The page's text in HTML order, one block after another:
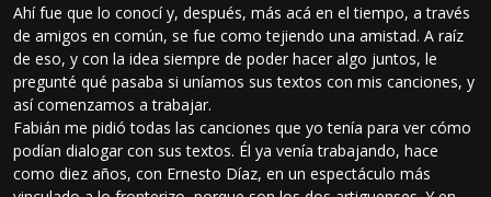
Ahí fue que lo conocí y, después, más acá en el tiempo, a través
de amigos en común, se fue como tejiendo una amistad. A raíz
de eso, y con la idea siempre de poder hacer algo juntos, le
pregunté qué pasaba si uníamos sus textos con mis canciones, y
así comenzamos a trabajar.
Fabián me pidió todas las canciones que yo tenía para ver cómo
podían dialogar con sus textos. Él ya venía trabajando, hace
como diez años, con Ernesto Díaz, en un espectáculo más